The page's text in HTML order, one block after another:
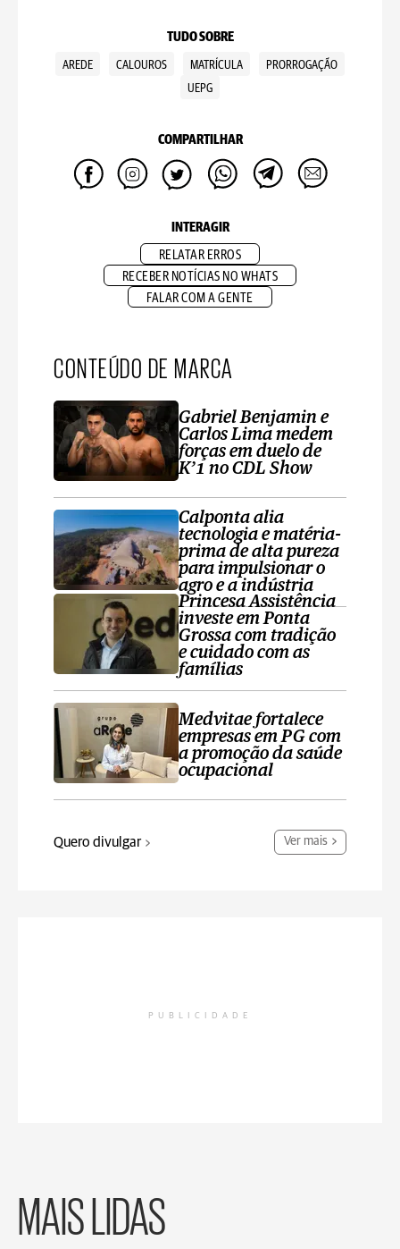
TUDO SOBRE
AREDE CALOUROS MATRÍCULA
PRORROGAÇÃO
UEPG
COMPARTILHAR
INTERAGIR
RELATAR ERROS
RECEBER NOTÍCIAS NO WHATS
FALAR COM A GENTE
CONTEÚDO DE MARCA
Gabriel Benjamin e
Carlos Lima medem
forças em duelo de
K’1 no CDL Show
Calponta alia
tecnologia e matéria-
prima de alta pureza
para impulsionar o
agro e a indústria
Princesa Assistência
investe em Ponta
Grossa com tradição
e cuidado com as
famílias
Medvitae fortalece
empresas em PG com
a promoção da saúde
ocupacional
Quero divulgar Ver mais
PUBLICIDADE
MAIS LIDAS